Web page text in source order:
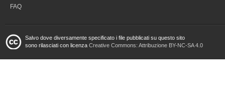
FAQ
Salvo dove diversamente specificato i file pubblicati su questo sito
sono rilasciati con licenza Creative Commons: Attribuzione BY-NC-SA 4.0